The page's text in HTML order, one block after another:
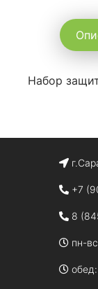
Набор
+7
8
пн-